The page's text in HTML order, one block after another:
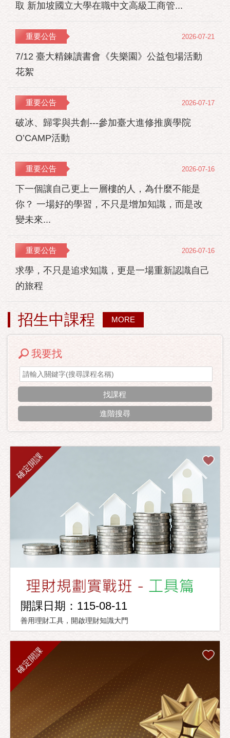
取 新加坡國立大學在職中文高級工商管...
重要公告
7/12 臺大精鍊讀書會《失樂園》公益包場活動
花絮
2026-07-21
重要公告
破冰、歸零與共創---參加臺大進修推廣學院
O’CAMP活動
2026-07-17
重要公告
下一個讓自己更上一層樓的人，為什麼不能是
你？ 一場好的學習，不只是增加知識，而是改
變未來...
2026-07-16
重要公告
求學，不只是追求知識，更是一場重新認識自己
的旅程
2026-07-16
招生中課程 MORE
我要找
進階搜尋
確定開課
開課日期：115-08-11
善用理財工具，開啟理財知識大門
確定開課